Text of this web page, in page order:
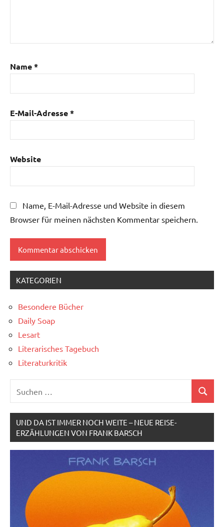
Name*
E-Mail-Adresse*
Website
Name, E-Mail-Adresse und Website in diesem
Browser für meinen nächsten Kommentar speichern.
KATEGORIEN
Besondere Bücher
Daily Soap
Lesart
Literarisches Tagebuch
Literaturkritik
nach:
Suchen
UND DA IST IMMER NOCH WEITE – NEUE REISE-
ERZÄHLUNGEN VON FRANK BARSCH